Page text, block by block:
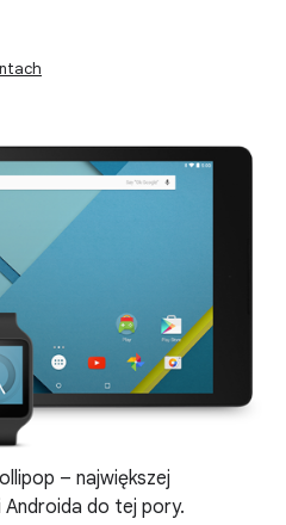
– największej
Androida do tej pory.